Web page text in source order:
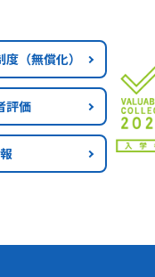
度（無償化）
評価